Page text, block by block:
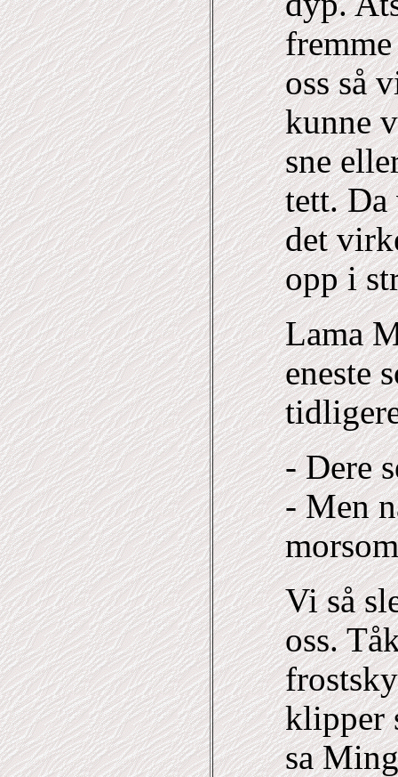
oss så
kunne
sne
tett.
det
opp i
Lama
eneste
- Dere
- Men
Vi så
oss.
klipper
sa